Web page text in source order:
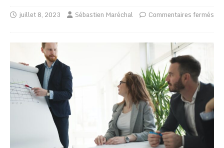
juillet 8, 2023 Sébastien Maréchal Commentaires fermés